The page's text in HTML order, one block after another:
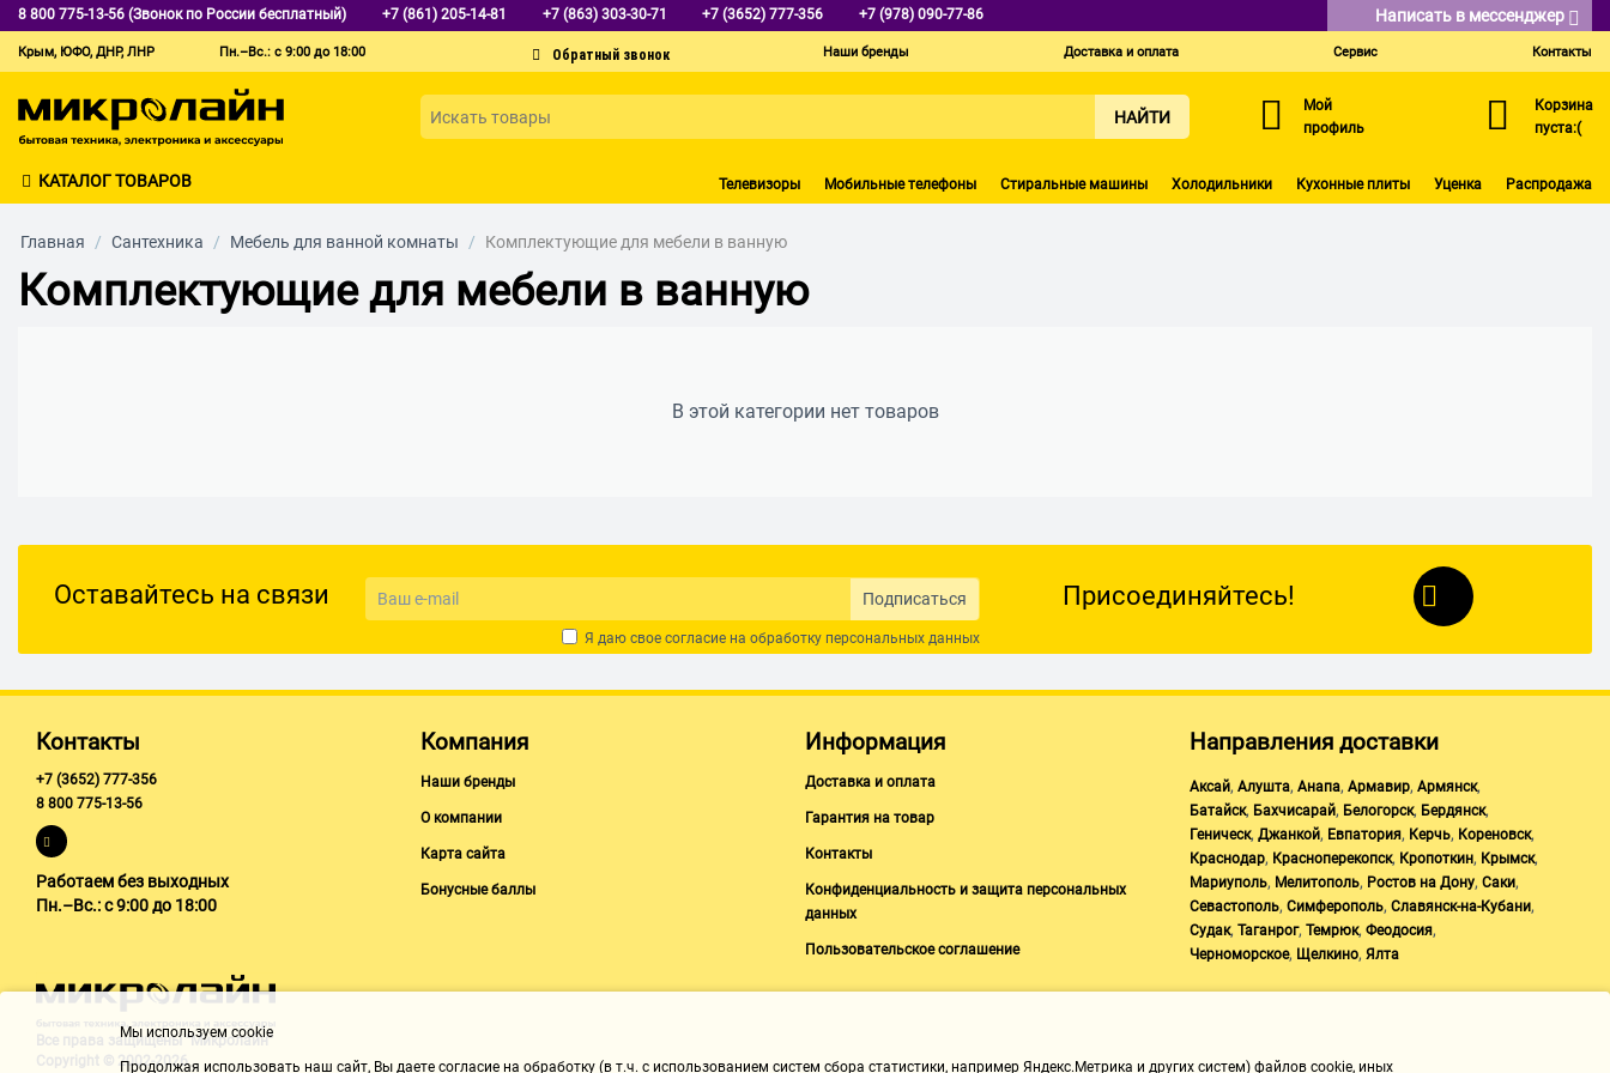
8 800 775-13-56 (Звонок по России бесплатный) +7 (861) 205-14-81 +7 (863) 303-30-71 +7 (3652) 777-356 +7 (978) 090-77-86 Написать в мессенджер
Крым, ЮФО, ДНР, ЛНР Пн.–Вс.: с 9:00 до 18:00 Наши бренды Доставка и оплата Сервис Контакты
НАЙТИ
Мой
профиль
Корзина
пуста:(
КАТАЛОГ ТОВАРОВ Телевизоры Мобильные телефоны Стиральные машины Холодильники Кухонные плиты Уценка Распродажа
Главная / Сантехника / Мебель для ванной комнаты / Комплектующие для мебели в ванную
Комплектующие для мебели в ванную
В этой категории нет товаров
Оставайтесь на связи Подписаться
Я даю свое согласие на обработку персональных данных
Присоединяйтесь!
Контакты
+7 (3652) 777-356
8 800 775-13-56
Работаем без выходных
Пн.–Вс.: с 9:00 до 18:00
Компания
Наши бренды
О компании
Карта сайта
Бонусные баллы
Информация
Доставка и оплата
Гарантия на товар
Контакты
Конфиденциальность и защита персональных
данных
Пользовательское соглашение
Направления доставки
Аксай, Алушта, Анапа, Армавир, Армянск,
Батайск, Бахчисарай, Белогорск, Бердянск,
Геническ, Джанкой, Евпатория, Керчь, Кореновск,
Краснодар, Красноперекопск, Кропоткин, Крымск,
Мариуполь, Мелитополь, Ростов на Дону, Саки,
Севастополь, Симферополь, Славянск-на-Кубани,
Судак, Таганрог, Темрюк, Феодосия,
Черноморское, Щелкино, Ялта
Все права защищены "Микролайн"
Copyright © 2002-2026
Мы используем cookie
Продолжая использовать наш cайт, Вы даете согласие на обработку (в т.ч. с использованием систем сбора статистики, например Яндекс.Метрика и других систем) файлов cookie, иных